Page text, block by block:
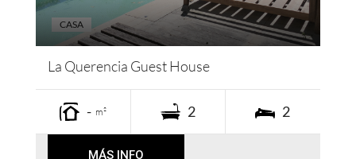
La Querencia Guest House
- m² 2 2
CASA
MÁS INFO